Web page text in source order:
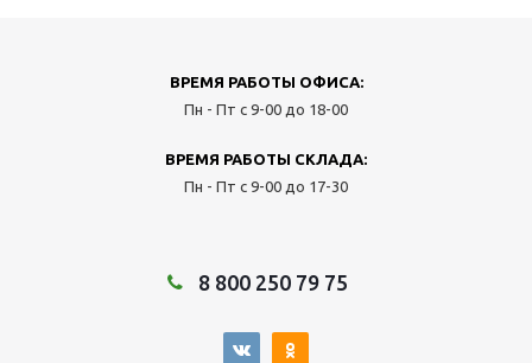
ВРЕМЯ РАБОТЫ ОФИСА:
Пн - Пт с 9-00 до 18-00
ВРЕМЯ РАБОТЫ СКЛАДА:
Пн - Пт с 9-00 до 17-30
8 800 250 79 75